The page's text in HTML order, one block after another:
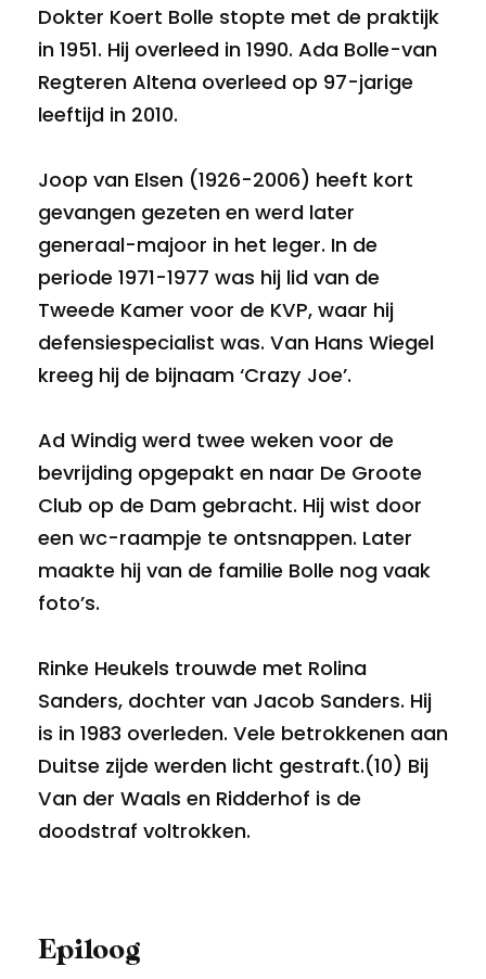
Dokter Koert Bolle stopte met de praktijk
in 1951. Hij overleed in 1990. Ada Bolle-van
Regteren Altena overleed op 97-jarige
leeftijd in 2010.
Joop van Elsen (1926-2006) heeft kort
gevangen gezeten en werd later
generaal-majoor in het leger. In de
periode 1971-1977 was hij lid van de
Tweede Kamer voor de KVP, waar hij
defensiespecialist was. Van Hans Wiegel
kreeg hij de bijnaam ‘Crazy Joe’.
Ad Windig werd twee weken voor de
bevrijding opgepakt en naar De Groote
Club op de Dam gebracht. Hij wist door
een wc-raampje te ontsnappen. Later
maakte hij van de familie Bolle nog vaak
foto’s.
Rinke Heukels trouwde met Rolina
Sanders, dochter van Jacob Sanders. Hij
is in 1983 overleden. Vele betrokkenen aan
Duitse zijde werden licht gestraft.(10) Bij
Van der Waals en Ridderhof is de
doodstraf voltrokken.
Epiloog